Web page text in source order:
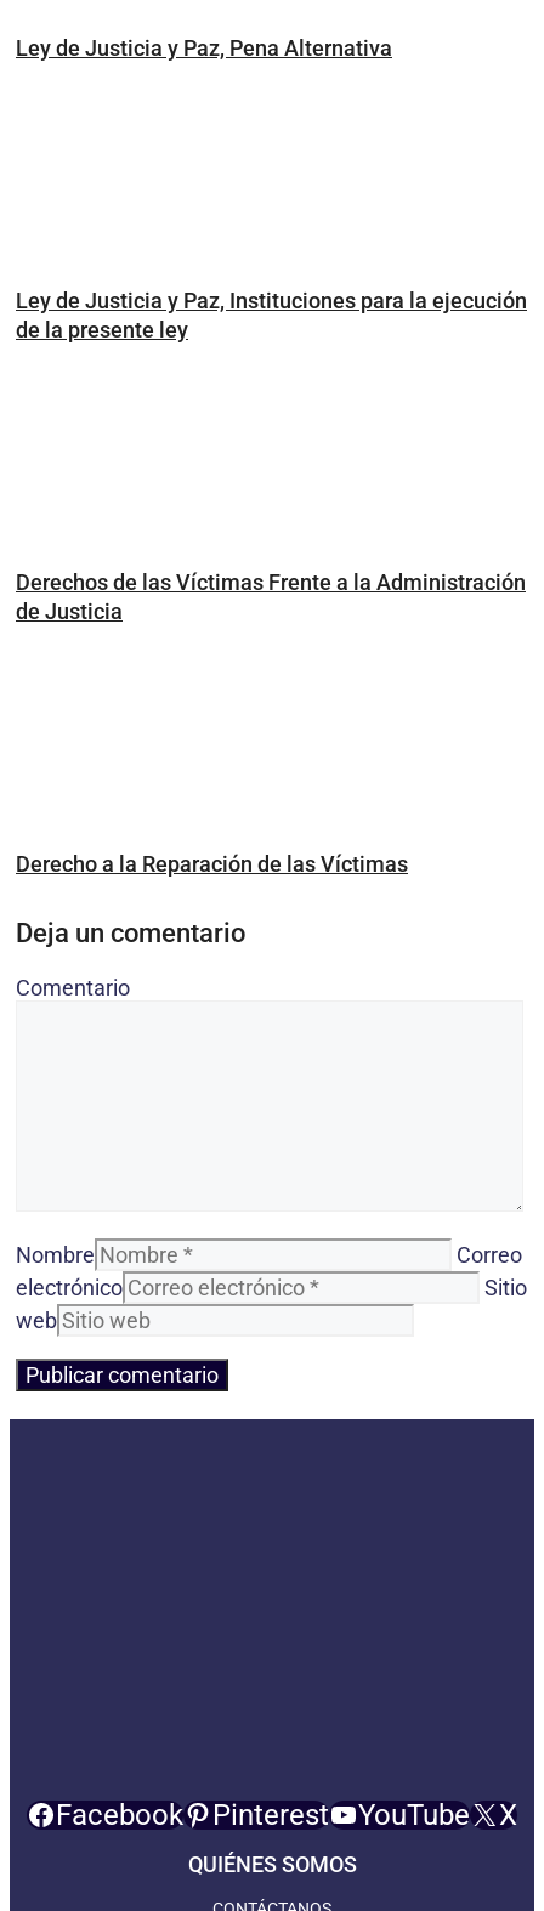
Ley de Justicia y Paz, Pena Alternativa
Ley de Justicia y Paz, Instituciones para la ejecución
de la presente ley
Derechos de las Víctimas Frente a la Administración
de Justicia
Derecho a la Reparación de las Víctimas
Deja un comentario
Comentario
Nombre
Correo
electrónico
Sitio
web
Facebook Pinterest YouTube X
QUIÉNES SOMOS